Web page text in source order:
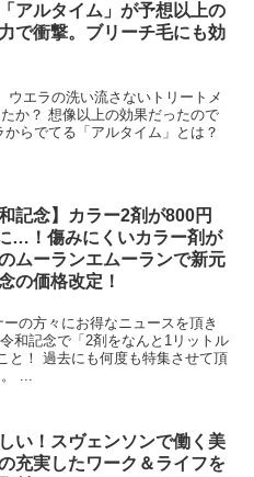
アルタイム」が予想以上の
で衝撃。ブリーチ毛にも効
ウエラの洗い流さないトリートメ
か？ 想像以上の効果だったので
らでてる「アルタイム」とは？
和記念】カラー2剤が800円
…！傷みにくいカラー剤が
ムーランエムーランで新元
の価格改定！
の方々にお得なニュースを頂き
和記念で「2剤をなんと1リットル
と！ 過去にも何度も特集させて頂
...
い！スヴェンソンで働く美
充実したワーク＆ライフを